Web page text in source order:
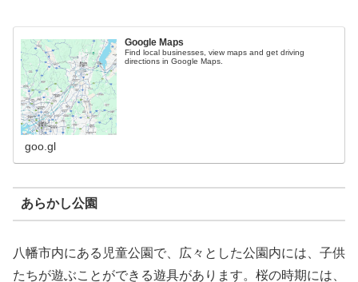
Google Maps
Find local businesses, view maps and get driving
directions in Google Maps.
goo.gl
あらかし公園
八幡市内にある児童公園で、広々とした公園内には、子供
たちが遊ぶことができる遊具があります。桜の時期には、